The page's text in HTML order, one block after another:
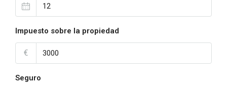
Impuesto sobre la propiedad
€
Seguro